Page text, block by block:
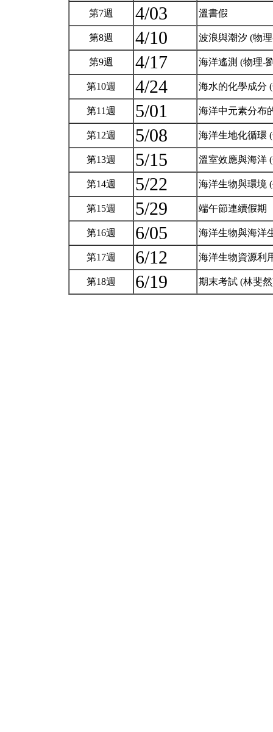
第7週 4/03 溫書假
第8週 4/10 波浪與潮汐 (物
第9週 4/17 海洋遙測 (物理-
第10週 4/24 海水的化學成分
第11週 5/01 海洋中元素分布
第12週 5/08 海洋生地化循環
第13週 5/15 溫室效應與海洋
第14週 5/22 海洋生物與環境
第15週 5/29 端午節連續假期
第16週 6/05 海洋生物與海洋
第17週 6/12 海洋生物資源利
第18週 6/19 期末考試 (林斐